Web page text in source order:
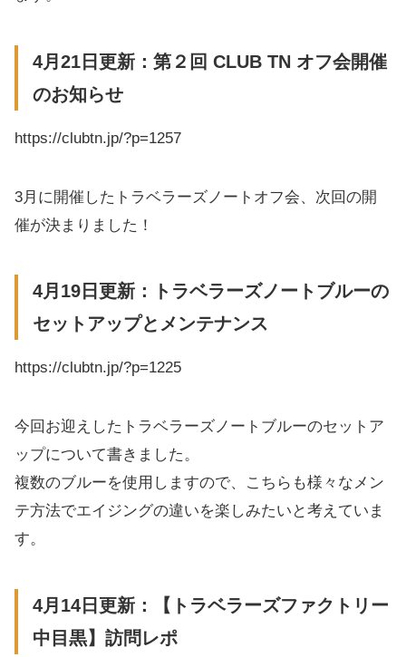
4月21日更新：第２回 CLUB TN オフ会開催
のお知らせ
https://clubtn.jp/?p=1257
3月に開催したトラベラーズノートオフ会、次回の開
催が決まりました！
4月19日更新：トラベラーズノートブルーの
セットアップとメンテナンス
https://clubtn.jp/?p=1225
今回お迎えしたトラベラーズノートブルーのセットア
ップについて書きました。
複数のブルーを使用しますので、こちらも様々なメン
テ方法でエイジングの違いを楽しみたいと考えていま
す。
4月14日更新：【トラベラーズファクトリー
中目黒】訪問レポ